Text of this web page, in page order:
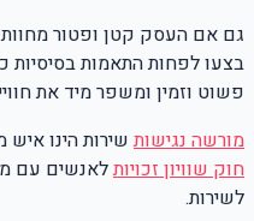
גם אם העסק קטן ופטור
בצעו לפחות התאמות בסיסיות
פשוט וזמין ומשפר מיד את
מורשה נגישותשירות הינו
חוק שוויון זכויותלאנשים עם
לשירות.